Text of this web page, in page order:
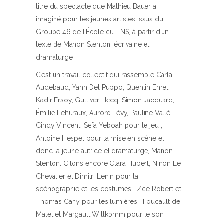
titre du spectacle que Mathieu Bauer a
imaginé pour les jeunes artistes issus du
Groupe 46 de l’École du TNS, à partir d’un
texte de Manon Stenton, écrivaine et
dramaturge.
C’est un travail collectif qui rassemble Carla
Audebaud, Yann Del Puppo, Quentin Ehret,
Kadir Ersoy, Gulliver Hecq, Simon Jacquard,
Émilie Lehuraux, Aurore Lévy, Pauline Vallé,
Cindy Vincent, Sefa Yeboah pour le jeu ;
Antoine Hespel pour la mise en scène et
donc la jeune autrice et dramaturge, Manon
Stenton. Citons encore Clara Hubert, Ninon Le
Chevalier et Dimitri Lenin pour la
scénographie et les costumes ; Zoé Robert et
Thomas Cany pour les lumières ; Foucault de
Malet et Margault Willkomm pour le son ;